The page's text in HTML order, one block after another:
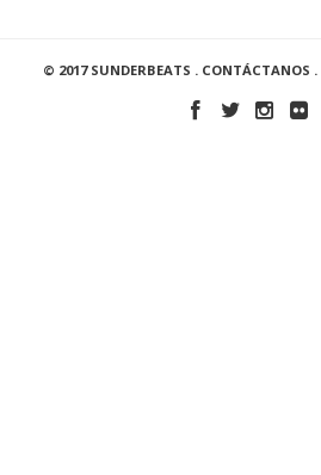
© 2017 SUNDERBEATS . CONTÁCTANOS .